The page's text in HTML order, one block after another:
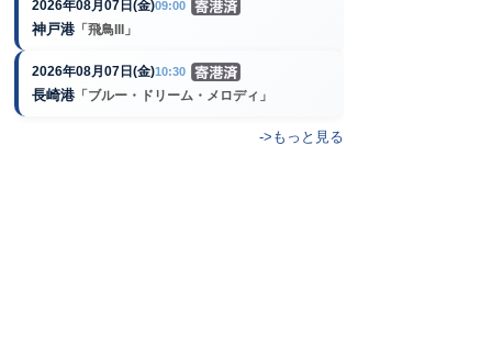
2026年08月07日(金)09:00
神戸港 「飛鳥III」
2026年08月07日(金)10:30
長崎港 「ブルー・ドリーム・メロディ」
->もっと見る